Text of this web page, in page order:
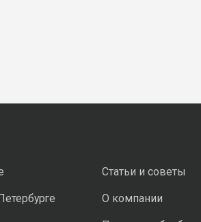
Статьи и советы
О компании